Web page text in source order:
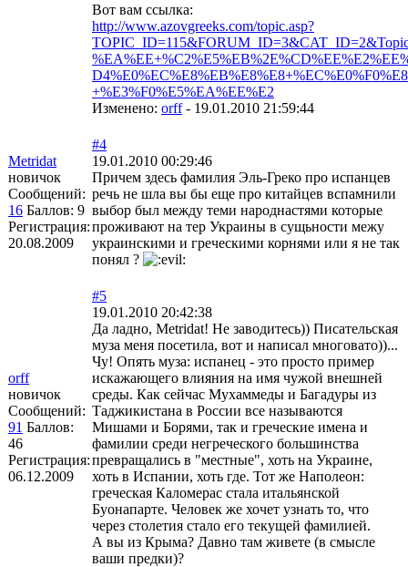
Вот вам ссылка:
http://www.azovgreeks.com/topic.asp?
­+%E3%F0%E5%EA%EE%E2
Изменено: orff- 19.01.2010 21:59:44
Metridat
новичок
Сообщений:
16 Баллов: 9
Регистрация:
20.08.2009
#4
19.01.2010 00:29:46
Причем здесь фамилия Эль-Греко про испанцев
речь не шла вы бы еще про китайцев вспамнили
выбор был между теми народнастями которые
проживают на тер Украины в сущьности межу
украинскими и греческими корнями или я не так
понял ?
orff
новичок
Сообщений:
91 Баллов:
46
Регистрация:
06.12.2009
#5
19.01.2010 20:42:38
Да ладно, Metridat! Не заводитесь)) Писательская
муза меня посетила, вот и написал многовато))...
Чу! Опять муза: испанец - это просто пример
искажающего влияния на имя чужой внешней
среды. Как сейчас Мухаммеды и Багадуры из
Таджикистана в России все называются
Мишами и Борями, так и греческие имена и
фамилии среди негреческого большинства
превращались в "местные", хоть на Украине,
хоть в Испании, хоть где. Тот же Наполеон:
греческая Каломерас стала итальянской
Буонапарте. Человек же хочет узнать то, что
через столетия стало его текущей фамилией.
А вы из Крыма? Давно там живете (в смысле
ваши предки)?